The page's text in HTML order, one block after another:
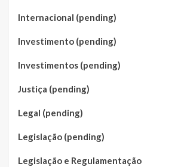
Internacional (pending)
Investimento (pending)
Investimentos (pending)
Justiça (pending)
Legal (pending)
Legislação (pending)
Legislação e Regulamentação